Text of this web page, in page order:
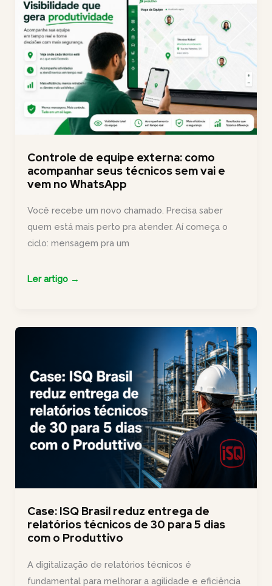
organizar
técnicos
e
ganhar
controle
da
operação
Controle de equipe externa: como
acompanhar seus técnicos sem vai e
vem no WhatsApp
Você recebe um novo chamado. Precisa saber
quem está mais perto pra atender. Aí começa o
ciclo: mensagem pra um
Controle
externa:
seus
técnicos
sem
vai
e
WhatsApp
Ler artigo →
Case: ISQ Brasil reduz entrega de
relatórios técnicos de 30 para 5 dias
com o Produttivo
A digitalização de relatórios técnicos é
fundamental para melhorar a agilidade e eficiência